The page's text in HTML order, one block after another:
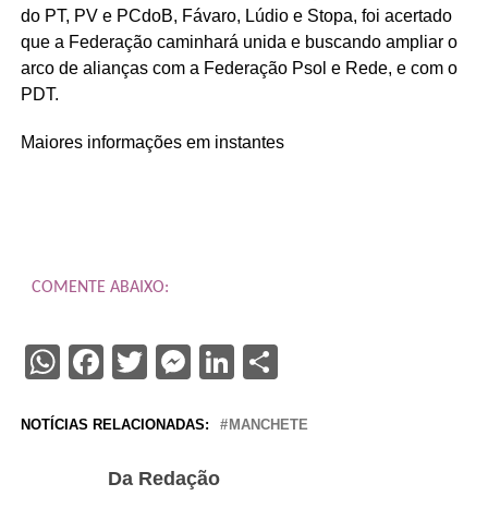
do PT, PV e PCdoB, Fávaro, Lúdio e Stopa, foi acertado
que a Federação caminhará unida e buscando ampliar o
arco de alianças com a Federação Psol e Rede, e com o
PDT.
Maiores informações em instantes
COMENTE ABAIXO:
WhatsApp
Facebook
Twitter
Messenger
LinkedIn
Share
NOTÍCIAS RELACIONADAS: MANCHETE
Da Redação